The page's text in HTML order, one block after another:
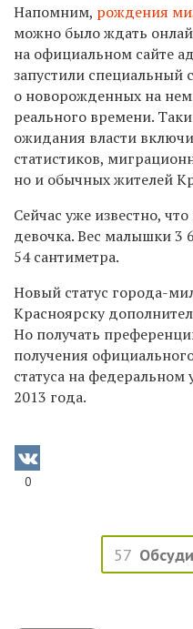
Напомним, рождения
можно было ждать
на официальном сайте
запустили специальный
о новорожденных на
реального времени.
ожидания власти
статистиков,
но и обычных жителей
Сейчас уже известно,
девочка. Вес малышки 3
54 сантиметра.
Новый статус города-
Красноярску
Но получать
получения
статуса на
2013 года.
0
57